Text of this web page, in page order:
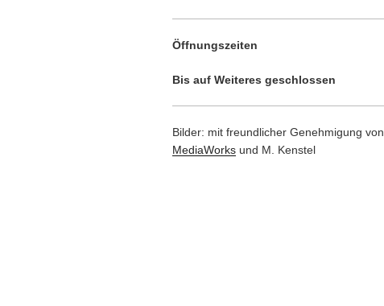
Öffnungszeiten
Bis auf Weiteres geschlossen
Bilder: mit freundlicher Genehmigung von
MediaWorks und M. Kenstel